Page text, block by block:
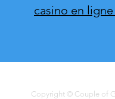
casino en
Copyright © Couple of